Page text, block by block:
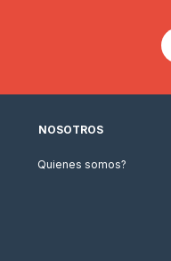
NOSOTROS
Quienes somos?